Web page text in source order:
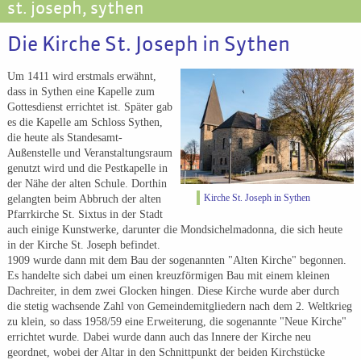
st. joseph, sythen
Die Kirche St. Joseph in Sythen
Kirche St. Joseph in Sythen
Um 1411 wird erstmals erwähnt,
dass in Sythen eine Kapelle zum
Gottesdienst errichtet ist. Später gab
es die Kapelle am Schloss Sythen,
die heute als Standesamt-
Außenstelle und Veranstaltungsraum
genutzt wird und die Pestkapelle in
der Nähe der alten Schule. Dorthin
gelangten beim Abbruch der alten
Pfarrkirche St. Sixtus in der Stadt
auch einige Kunstwerke, darunter die Mondsichelmadonna, die sich heute
in der Kirche St. Joseph befindet.
1909 wurde dann mit dem Bau der sogenannten "Alten Kirche" begonnen.
Es handelte sich dabei um einen kreuzförmigen Bau mit einem kleinen
Dachreiter, in dem zwei Glocken hingen. Diese Kirche wurde aber durch
die stetig wachsende Zahl von Gemeindemitgliedern nach dem 2. Weltkrieg
zu klein, so dass 1958/59 eine Erweiterung, die sogenannte "Neue Kirche"
errichtet wurde. Dabei wurde dann auch das Innere der Kirche neu
geordnet, wobei der Altar in den Schnittpunkt der beiden Kirchstücke